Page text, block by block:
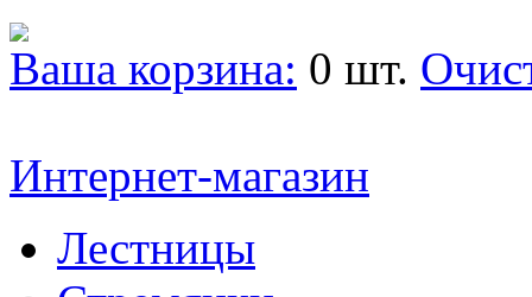
Ваша корзина: 0 шт.
Интернет-магазин
Лестницы